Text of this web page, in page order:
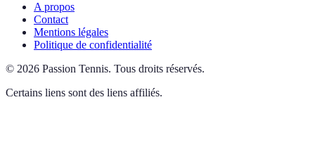
A propos
Contact
Mentions légales
Politique de confidentialité
© 2026 Passion Tennis. Tous droits réservés.
Certains liens sont des liens affiliés.